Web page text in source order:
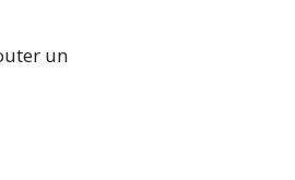
un